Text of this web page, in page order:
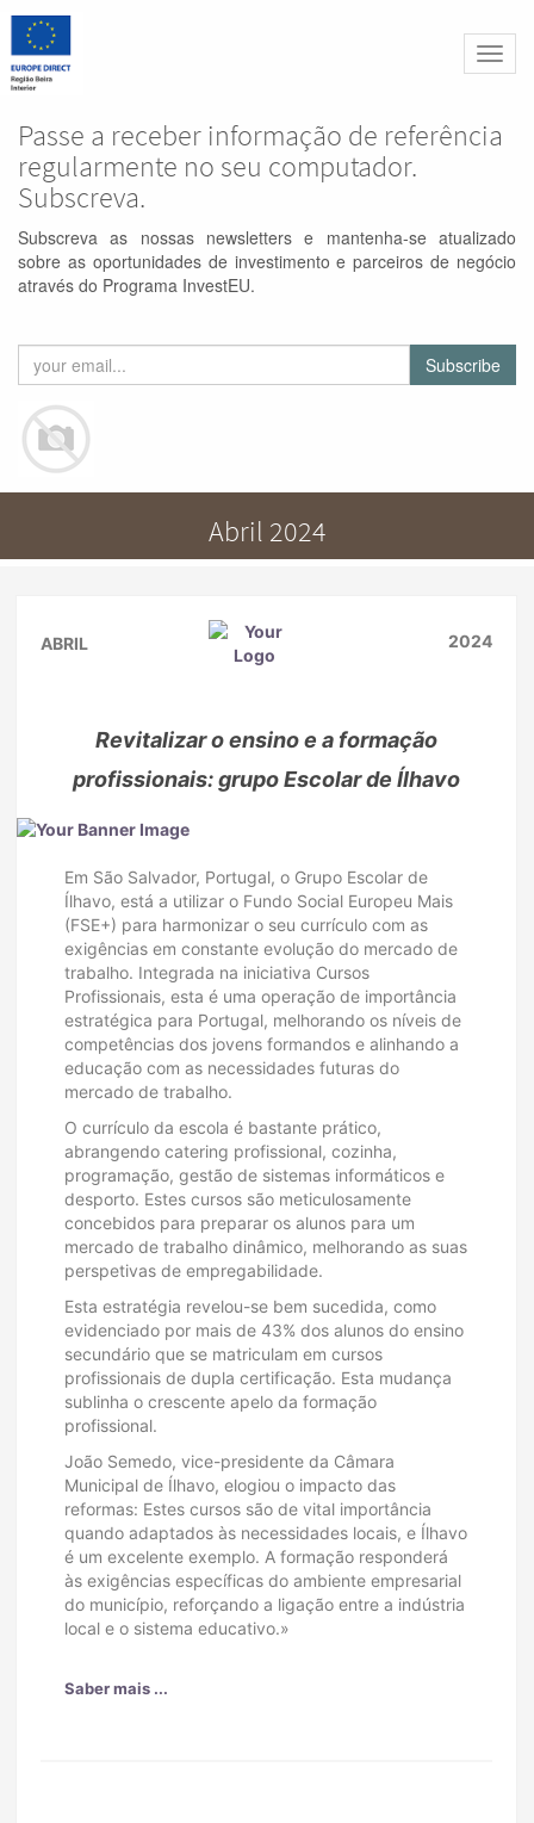
Passe a receber informação de referência
regularmente no seu computador.
Subscreva.
Subscreva as nossas newsletters e mantenha-se atualizado
sobre as oportunidades de investimento e parceiros de negócio
através do Programa InvestEU.
Subscribe
Abril 2024
ABRIL 2024
Revitalizar o ensino e a formação
profissionais: grupo Escolar de Ílhavo
Em São Salvador, Portugal, o Grupo Escolar de
Ílhavo, está a utilizar o Fundo Social Europeu Mais
(FSE+) para harmonizar o seu currículo com as
exigências em constante evolução do mercado de
trabalho. Integrada na iniciativa Cursos
Profissionais, esta é uma operação de importância
estratégica para Portugal, melhorando os níveis de
competências dos jovens formandos e alinhando a
educação com as necessidades futuras do
mercado de trabalho.
O currículo da escola é bastante prático,
abrangendo catering profissional, cozinha,
programação, gestão de sistemas informáticos e
desporto. Estes cursos são meticulosamente
concebidos para preparar os alunos para um
mercado de trabalho dinâmico, melhorando as suas
perspetivas de empregabilidade.
Esta estratégia revelou-se bem sucedida, como
evidenciado por mais de 43% dos alunos do ensino
secundário que se matriculam em cursos
profissionais de dupla certificação. Esta mudança
sublinha o crescente apelo da formação
profissional.
João Semedo, vice-presidente da Câmara
Municipal de Ílhavo, elogiou o impacto das
reformas: Estes cursos são de vital importância
quando adaptados às necessidades locais, e Ílhavo
é um excelente exemplo. A formação responderá
às exigências específicas do ambiente empresarial
do município, reforçando a ligação entre a indústria
local e o sistema educativo.»
Saber mais ...